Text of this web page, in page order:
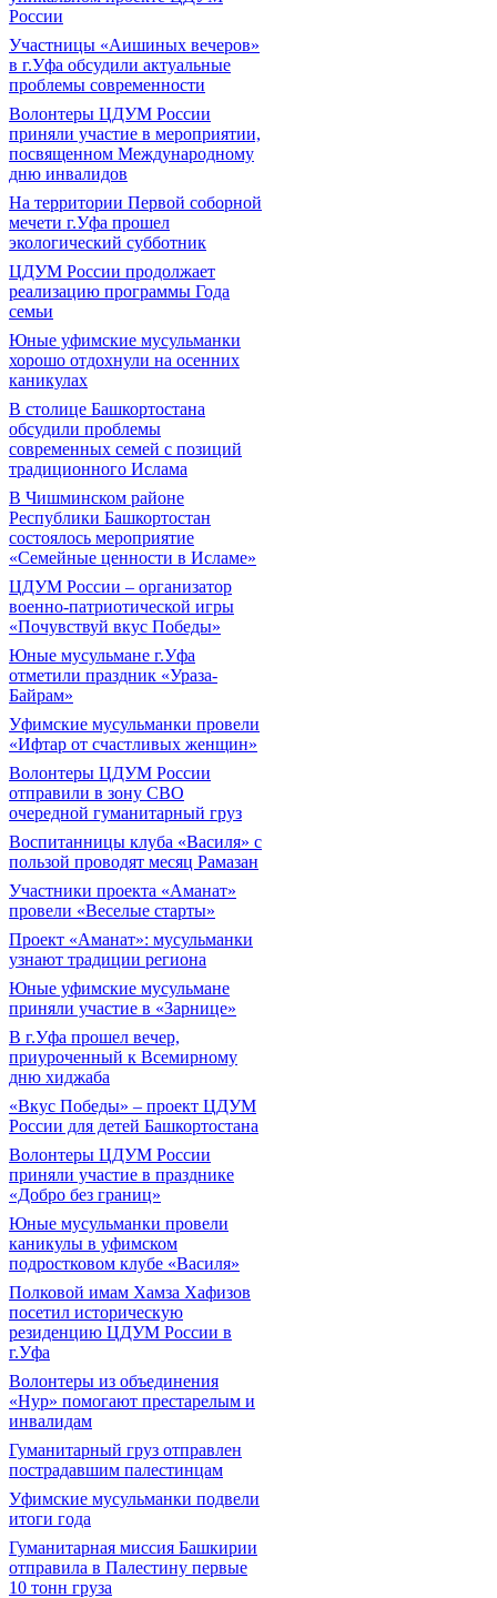
России
Участницы «Аишиных вечеров»
в г.Уфа обсудили актуальные
проблемы современности
Волонтеры ЦДУМ России
приняли участие в мероприятии,
посвященном Международному
дню инвалидов
На территории Первой соборной
мечети г.Уфа прошел
экологический субботник
ЦДУМ России продолжает
реализацию программы Года
семьи
Юные уфимские мусульманки
хорошо отдохнули на осенних
каникулах
В столице Башкортостана
обсудили проблемы
современных семей с позиций
традиционного Ислама
В Чишминском районе
Республики Башкортостан
состоялось мероприятие
«Семейные ценности в Исламе»
ЦДУМ России – организатор
военно-патриотической игры
«Почувствуй вкус Победы»
Юные мусульмане г.Уфа
отметили праздник «Ураза-
Байрам»
Уфимские мусульманки провели
«Ифтар от счастливых женщин»
Волонтеры ЦДУМ России
отправили в зону СВО
очередной гуманитарный груз
Воспитанницы клуба «Василя» с
пользой проводят месяц Рамазан
Участники проекта «Аманат»
провели «Веселые старты»
Проект «Аманат»: мусульманки
узнают традиции региона
Юные уфимские мусульмане
приняли участие в «Зарнице»
В г.Уфа прошел вечер,
приуроченный к Всемирному
дню хиджаба
«Вкус Победы» – проект ЦДУМ
России для детей Башкортостана
Волонтеры ЦДУМ России
приняли участие в празднике
«Добро без границ»
Юные мусульманки провели
каникулы в уфимском
подростковом клубе «Василя»
Полковой имам Хамза Хафизов
посетил историческую
резиденцию ЦДУМ России в
г.Уфа
Волонтеры из объединения
«Нур» помогают престарелым и
инвалидам
Гуманитарный груз отправлен
пострадавшим палестинцам
Уфимские мусульманки подвели
итоги года
Гуманитарная миссия Башкирии
отправила в Палестину первые
10 тонн груза